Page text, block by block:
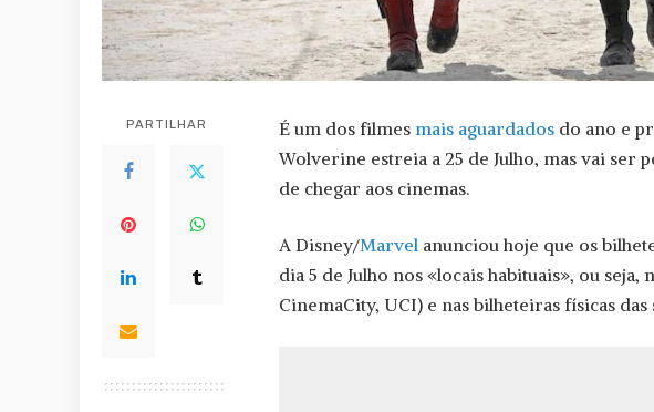
PARTILHAR É um dos filmes mais aguardados do ano e
Wolverine estreia a 25 de Julho, mas vai ser
de chegar aos cinemas.
A Disney/Marvel anunciou hoje que os
dia 5 de Julho nos «locais habituais», ou
CinemaCity, UCI) e nas bilheteiras físicas das